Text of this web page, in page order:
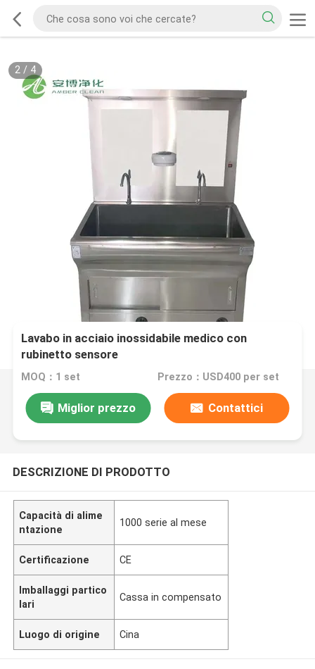
2/ 4
Lavabo in acciaio inossidabile medico con
rubinetto sensore
MOQ：1 set Prezzo：USD400 per set
Miglior prezzo Contattici
DESCRIZIONE DI PRODOTTO
Capacità di alime
ntazione
1000 serie al mese
Certificazione CE
Imballaggi partico
lari
Cassa in compensato
Luogo di origine Cina